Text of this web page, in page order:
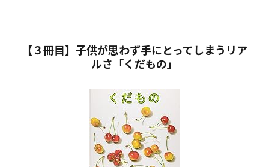
【３冊目】子供が思わず手にとってしまうリア
ルさ「くだもの」